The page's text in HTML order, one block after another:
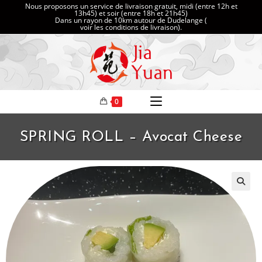
Nous proposons un service de livraison gratuit, midi (entre 12h et
13h45) et soir (entre 18h et 21h45)
Dans un rayon de 10km autour de Dudelange (
voir les conditions de livraison).
0
SPRING ROLL – Avocat Cheese